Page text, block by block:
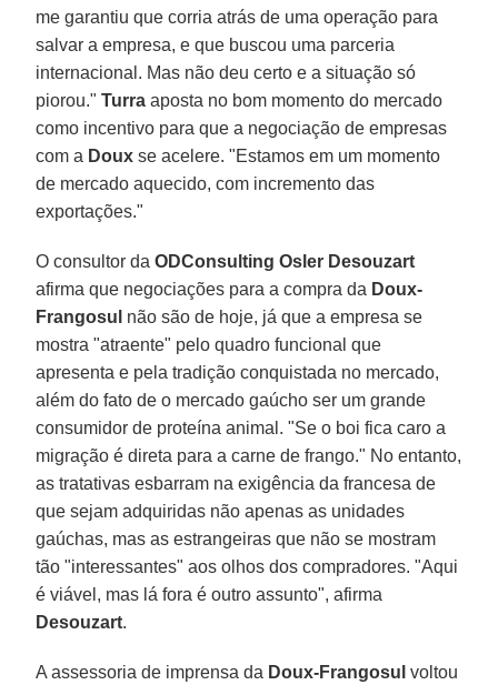
me garantiu que corria atrás de uma operação para
salvar a empresa, e que buscou uma parceria
internacional. Mas não deu certo e a situação só
piorou."Turra aposta no bom momento do mercado
como incentivo para que a negociação de empresas
com a Doux se acelere. "Estamos em um momento
de mercado aquecido, com incremento das
exportações."
O consultor daODConsulting Osler Desouzart
afirma que negociações para a compra da Doux-
Frangosul não são de hoje, já que a empresa se
mostra "atraente" pelo quadro funcional que
apresenta e pela tradição conquistada no mercado,
além do fato de o mercado gaúcho ser um grande
consumidor de proteína animal. "Se o boi fica caro a
migração é direta para a carne de frango." No entanto,
as tratativas esbarram na exigência da francesa de
que sejam adquiridas não apenas as unidades
gaúchas, mas as estrangeiras que não se mostram
tão "interessantes" aos olhos dos compradores. "Aqui
é viável, mas lá fora é outro assunto", afirma
Desouzart.
A assessoria de imprensa da Doux-Frangosul voltou